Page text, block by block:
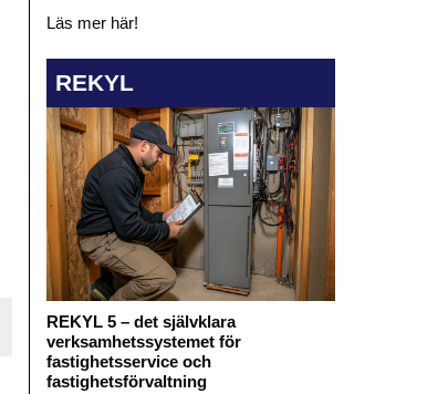
Läs mer här!
REKYL
REKYL 5 – det självklara
verksamhetssystemet för
fastighetsservice och
fastighetsförvaltning